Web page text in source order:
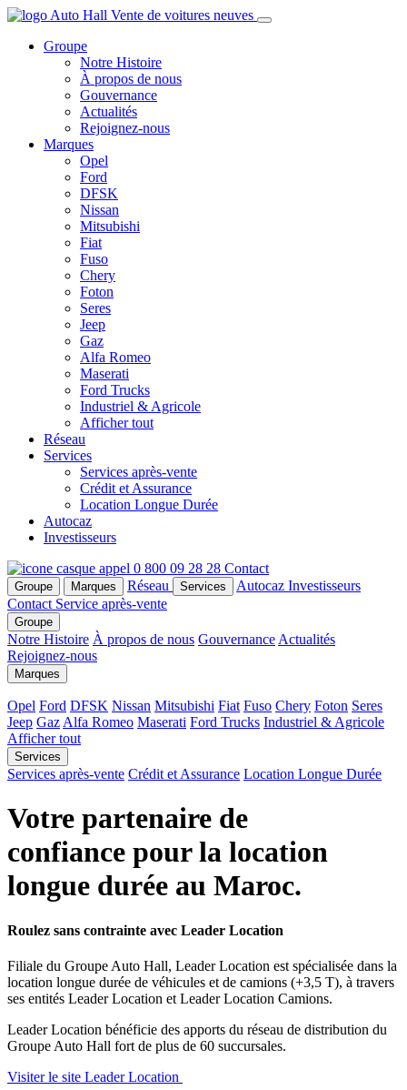
Groupe
Notre Histoire
À propos de nous
Gouvernance
Actualités
Rejoignez-nous
Marques
Opel
Ford
DFSK
Nissan
Mitsubishi
Fiat
Fuso
Chery
Foton
Seres
Jeep
Gaz
Alfa Romeo
Maserati
Ford Trucks
Industriel & Agricole
Afficher tout
Réseau
Services
Services après-vente
Crédit et Assurance
Location Longue Durée
Autocaz
Investisseurs
0 800 09 28 28 Contact
Groupe Marques Réseau Services Autocaz Investisseurs
Contact Service après-vente
Groupe
Notre Histoire À propos de nous Gouvernance Actualités
Rejoignez-nous
Marques
Opel Ford DFSK Nissan Mitsubishi Fiat Fuso Chery Foton Seres
Jeep Gaz Alfa Romeo Maserati Ford Trucks Industriel & Agricole
Afficher tout
Services
Services après-vente Crédit et Assurance Location Longue Durée
Votre partenaire de
confiance pour la location
longue durée au Maroc.
Roulez sans contrainte avec Leader Location
Filiale du Groupe Auto Hall, Leader Location est spécialisée dans la
location longue durée de véhicules et de camions (+3,5 T), à travers
ses entités Leader Location et Leader Location Camions.
Leader Location bénéficie des apports du réseau de distribution du
Groupe Auto Hall fort de plus de 60 succursales.
Visiter le site Leader Location